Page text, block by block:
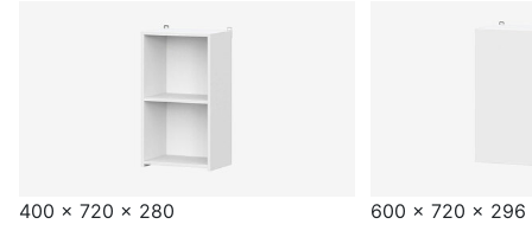
600 x 720 x 296 400 x 720 x 296